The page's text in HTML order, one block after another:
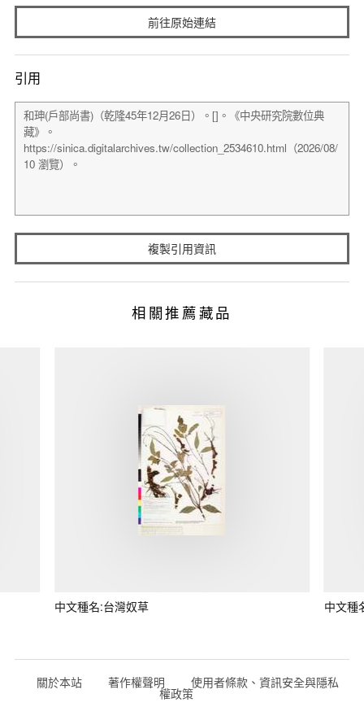
前往原始連結
引用
複製引用資訊
相關推薦藏品
中文種名:台灣奴草 中文種
關於本站 著作權聲明 使用者條款、資訊安全與隱私
權政策